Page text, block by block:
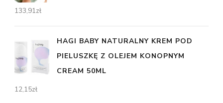
133,91zł
HAGI BABY NATURALNY KREM POD
PIELUSZKĘ Z OLEJEM KONOPNYM
CREAM 50ML
12,15zł